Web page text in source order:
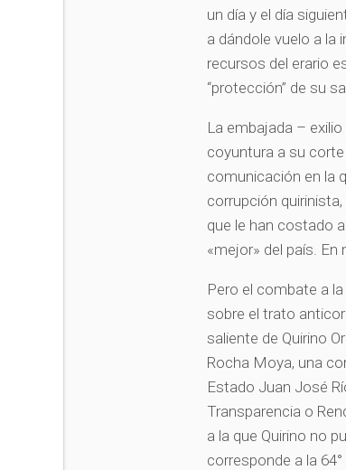
un día y el día
a dándole vuelo a la
recursos del erario
“protección” de su
La embajada –
coyuntura a su
comunicación en la
corrupción
que le han costado
«mejor» del país.
Pero el combate a
sobre el trato
saliente de Quirino
Rocha Moya, una
Estado Juan José
Transparencia o
a la que Quirino no
corresponde a la